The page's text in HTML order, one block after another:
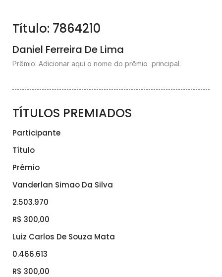
Título: 7864210
Daniel Ferreira De Lima
Prêmio: Adicionar aqui o nome do prêmio principal.
TÍTULOS PREMIADOS
Participante
Título
Prêmio
Vanderlan Simao Da Silva
2.503.970
R$ 300,00
Luiz Carlos De Souza Mata
0.466.613
R$ 300,00